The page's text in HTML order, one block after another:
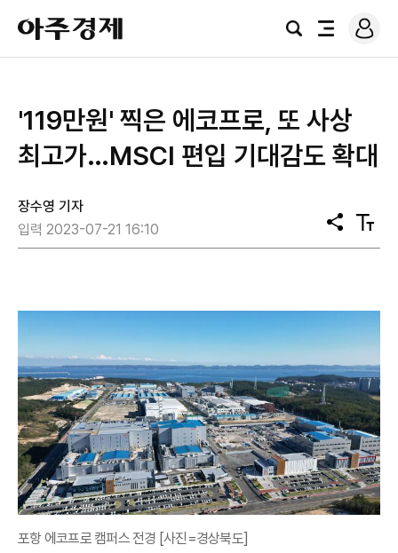
아
주
경
검
전
로
그
'119만원' 찍은 에코프로, 또 사상
최고가…MSCI 편입 기대감도 확대
장수영 기자
입력 2023-07-21 16:10
공
유
텍
스
포항 에코프로 캠퍼스 전경 [사진=경상북도]